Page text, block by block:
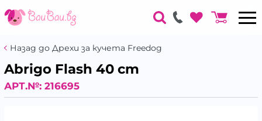
Назад до Дрехи за кучета Freedog
Abrigo Flash 40 cm
АРТ.№: 216695